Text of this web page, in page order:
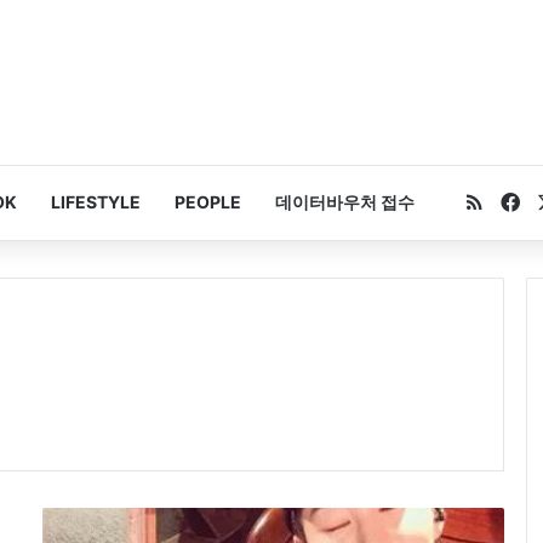
LIFESTYLE PEOPLE 데이터바우처 접수 RSS
딘